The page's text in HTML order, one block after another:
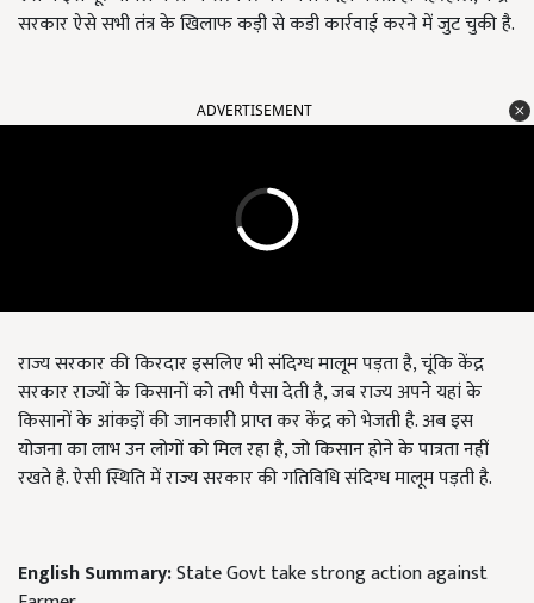
सरकार ऐसे सभी तंत्र के खिलाफ कड़ी से कडी कार्रवाई करने में जुट चुकी है.
ADVERTISEMENT
राज्य सरकार की किरदार इसलिए भी संदिग्ध मालूम पड़ता है, चूंकि केंद्र
सरकार राज्यों के किसानों को तभी पैसा देती है, जब राज्य अपने यहां के
किसानों के आंकड़ों की जानकारी प्राप्त कर केंद्र को भेजती है. अब इस
योजना का लाभ उन लोगों को मिल रहा है, जो किसान होने के पात्रता नहीं
रखते है. ऐसी स्थिति में राज्य सरकार की गतिविधि संदिग्ध मालूम पड़ती है.
English Summary:State Govt take strong action against